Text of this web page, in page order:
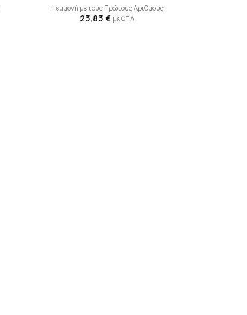
Η εμμονή με τους Πρώτους Αριθμούς
23,83€ με ΦΠΑ